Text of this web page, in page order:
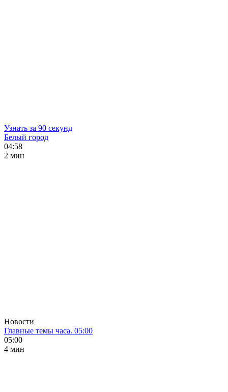
Узнать за 90 секунд
Белый город
04:58
2 мин
Новости
Главные темы часа. 05:00
05:00
4 мин